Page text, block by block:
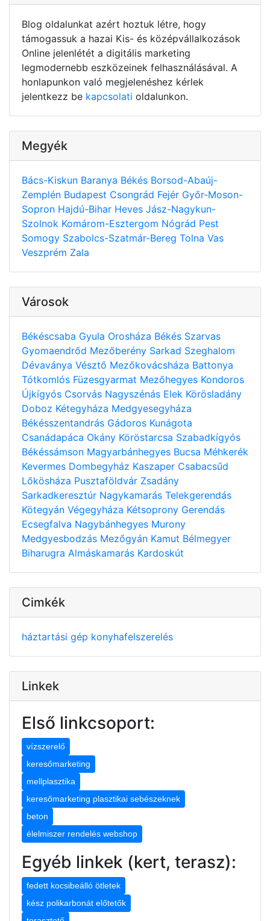
Blog oldalunkat azért hoztuk létre, hogy
támogassuk a hazai Kis- és középvállalkozások
Online jelenlétét a digitális marketing
legmodernebb eszközeinek felhasználásával. A
honlapunkon való megjelenéshez kérlek
jelentkezz be kapcsolati oldalunkon.
Megyék
Bács-Kiskun Baranya Békés Borsod-Abaúj-
Zemplén Budapest Csongrád Fejér Győr-Moson-
Sopron Hajdú-Bihar Heves Jász-Nagykun-
Szolnok Komárom-Esztergom Nógrád Pest
Somogy Szabolcs-Szatmár-Bereg Tolna Vas
Veszprém Zala
Városok
Békéscsaba Gyula Orosháza Békés Szarvas
Gyomaendrőd Mezőberény Sarkad Szeghalom
Dévaványa Vésztő Mezőkovácsháza Battonya
Tótkomlós Füzesgyarmat Mezőhegyes Kondoros
Újkígyós Csorvás Nagyszénás Elek Körösladány
Doboz Kétegyháza Medgyesegyháza
Békésszentandrás Gádoros Kunágota
Csanádapáca Okány Köröstarcsa Szabadkígyós
Békéssámson Magyarbánhegyes Bucsa Méhkerék
Kevermes Dombegyház Kaszaper Csabacsűd
Lőkösháza Pusztaföldvár Zsadány
Sarkadkeresztúr Nagykamarás Telekgerendás
Kötegyán Végegyháza Kétsoprony Gerendás
Ecsegfalva Nagybánhegyes Murony
Medgyesbodzás Mezőgyán Kamut Bélmegyer
Biharugra Almáskamarás Kardoskút
Cimkék
háztartási gép konyhafelszerelés
Linkek
Első linkcsoport:
vízszerelő
keresőmarketing
mellplasztika
keresőmarketing plasztikai sebészeknek
beton
élelmiszer rendelés webshop
Egyéb linkek (kert, terasz):
fedett kocsibeálló ötletek
kész polikarbonát előtetők